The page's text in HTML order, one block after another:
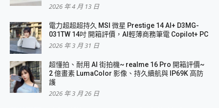
2026 年 4 月 13 日
電力超超超持久 MSI 微星 Prestige 14 AI+ D3MG-
031TW 14吋 開箱評價，AI輕薄商務筆電 Copilot+ PC
2026 年 3 月 31 日
超懂拍、耐用 AI 街拍機~ realme 16 Pro 開箱評價~
2 億畫素 LumaColor 影像、持久續航與 IP69K 高防
護
2026 年 3 月 26 日